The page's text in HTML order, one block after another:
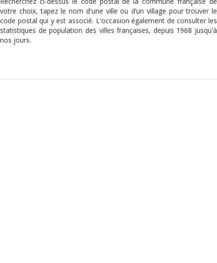
votre choix, tapez le nom d'une ville ou d’un village pour trouver le
code postal qui y est associé. L'occasion également de consulter les
statistiques de population des villes françaises, depuis 1968 jusqu'à
nos jours.